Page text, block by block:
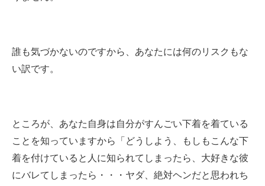
誰も気づかないのですから、あなたには何のリスクもな
い訳です。
ところが、あなた自身は自分がすんごい下着を着ている
ことを知っていますから「どうしよう、もしもこんな下
着を付けていると人に知られてしまったら、大好きな彼
にバレてしまったら・・・ヤダ、絶対ヘンだと思われち